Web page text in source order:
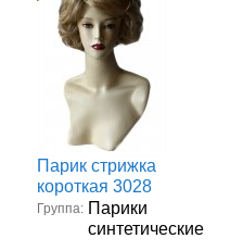
Парик стрижка
короткая 3028
Группа: Парики
синтетические